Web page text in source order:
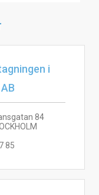
i
84
85